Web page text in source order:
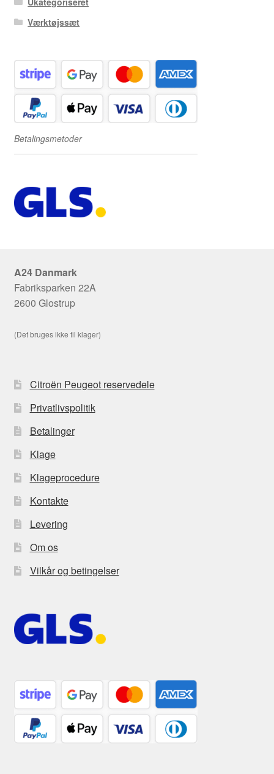
Værktøjssæt
Betalingsmetoder
A24 Danmark
Fabriksparken 22A
2600 Glostrup
(Det bruges ikke til klager)
Citroën Peugeot reservedele
Privatlivspolitik
Betalinger
Klage
Klageprocedure
Kontakte
Levering
Om os
Vilkår og betingelser